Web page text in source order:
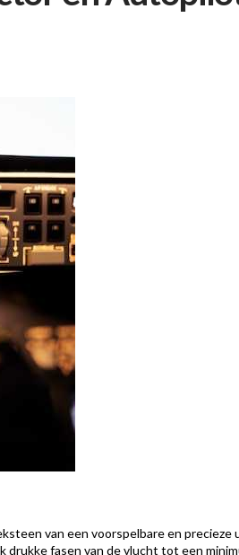
van een voorspelbare en precieze
fasen van de vlucht tot een